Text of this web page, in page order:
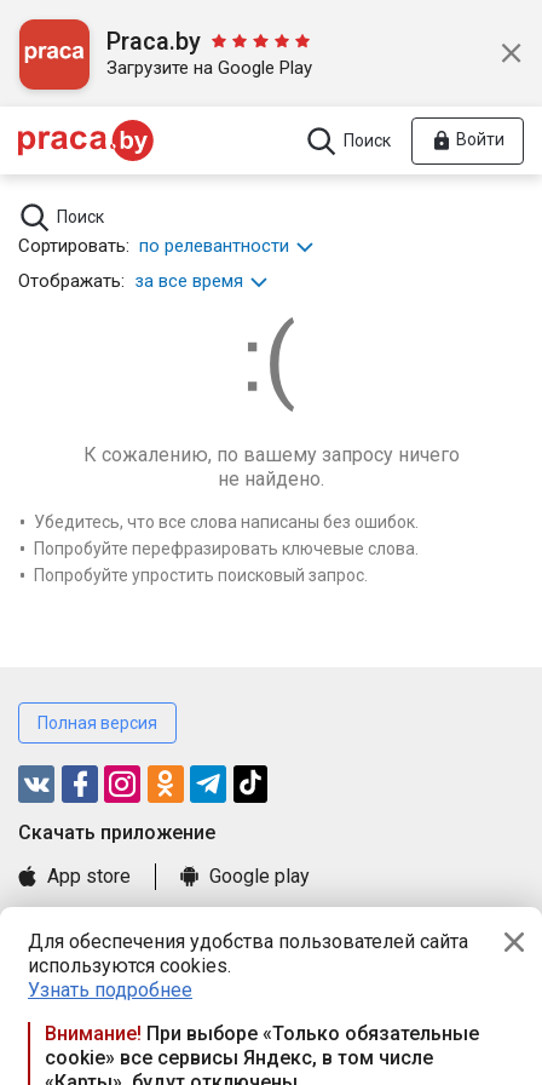
Для обеспечения удобства пользователей сайта
используются cookies.
Узнать подробнее
Внимание! При выборе «Только обязательные
cookie» все сервисы Яндекс, в том числе
Praca.by
Загрузите на Google Play
Поиск Войти
Поиск
Сортировать: по релевантности
Отображать: за все время
К сожалению, по вашему запросу ничего
не найдено.
Убедитесь, что все слова написаны без ошибок.
Попробуйте перефразировать ключевые слова.
Попробуйте упростить поисковый запрос.
Полная версия
Cкачать приложение
App store
Google play
Книга замечаний и предложений
Правила и документы
Praca.by © 2000—2026, ООО «ПРАЦА БАЙ»
Республика Беларусь, 220114, г. Минск, пр-т Независимости
117а, пом. № 9.